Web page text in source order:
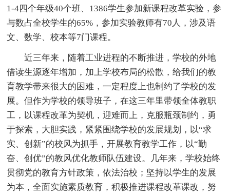
1-4四个年级40个班、1386学生参加新课程改革实验，参
与数占全校学生的65%，参加实验教师有70人，涉及语
文、数学、校本等7门课程。
近三年来，随着工业进程的不断推进，学校的外地
借读生源逐年增加，加上学校布局的松散，给我们的教
育教学带来很大的困难，一定程度上也制约了学校的发
展。但作为学校的领导班子，在这三年里带领全体教职
工，以课程改革为契机，迎难而上，克服瓶颈制约，勇
于探索，大胆实践，紧紧围绕学校的发展规划，以“求
实、创新”的校风为抓手，开展教育教学工作，以“勤
奋、创优”的教风优化教师队伍建设。几年来，学校始终
贯彻党的教育方针政策，依法治校；坚持以学生的发展
为本，全面实施素质教育，积极推进课程改革课改，努